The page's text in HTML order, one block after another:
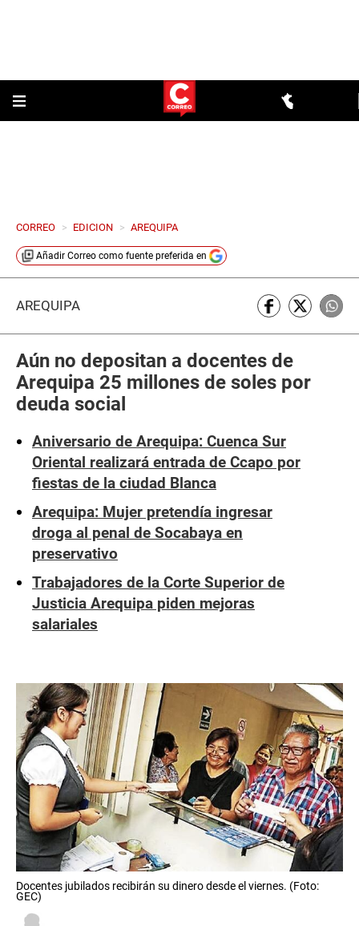
CORREO > EDICION > AREQUIPA
Añadir Correo como fuente preferida en
AREQUIPA
Aún no depositan a docentes de
Arequipa 25 millones de soles por
deuda social
Aniversario de Arequipa: Cuenca Sur
Oriental realizará entrada de Ccapo por
fiestas de la ciudad Blanca
Arequipa: Mujer pretendía ingresar
droga al penal de Socabaya en
preservativo
Trabajadores de la Corte Superior de
Justicia Arequipa piden mejoras
salariales
Docentes jubilados recibirán su dinero desde el viernes. (Foto:
GEC)